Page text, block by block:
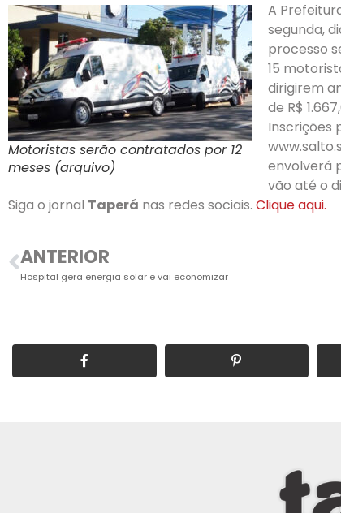
Motoristas serão contratados por 12
meses (arquivo)
A
segunda,
processo
15
dirigirem
de R$
Inscrições
envolverá
vão até o
Siga o jornal Taperá nas redes sociais. Clique aqui.
ANTERIOR
Hospital gera energia solar e vai economizar